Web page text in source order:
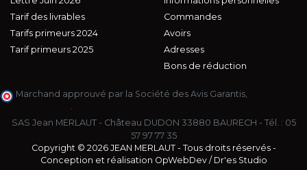
Tarif des livrables
Tarifs primeurs 2024
Tarif primeurs 2025
Commandes
Avoirs
Adresses
Bons de réduction
Marchand approuvé par la Société des Avis Garantis,
SAS Jean MERLAUT - Château DUDON 33880 BAURECH - Tél. : 05
57 97 77 35
Copyright © 2026 JEAN MERLAUT - Tous droits réservés -
Conception et réalisation OpWebDev/ Dr'es Studio